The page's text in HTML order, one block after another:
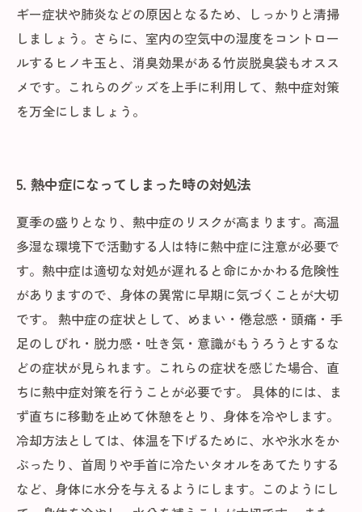
ギー症状や肺炎などの原因となるため、しっかりと清掃
しましょう。さらに、室内の空気中の湿度をコントロー
ルするヒノキ玉と、消臭効果がある竹炭脱臭袋もオスス
メです。これらのグッズを上手に利用して、熱中症対策
を万全にしましょう。
5. 熱中症になってしまった時の対処法
夏季の盛りとなり、熱中症のリスクが高まります。高温
多湿な環境下で活動する人は特に熱中症に注意が必要で
す。熱中症は適切な対処が遅れると命にかかわる危険性
がありますので、身体の異常に早期に気づくことが大切
です。 熱中症の症状として、めまい・倦怠感・頭痛・手
足のしびれ・脱力感・吐き気・意識がもうろうとするな
どの症状が見られます。これらの症状を感じた場合、直
ちに熱中症対策を行うことが必要です。 具体的には、ま
ず直ちに移動を止めて休憩をとり、身体を冷やします。
冷却方法としては、体温を下げるために、水や氷水をか
ぶったり、首周りや手首に冷たいタオルをあてたりする
など、身体に水分を与えるようにします。このようにし